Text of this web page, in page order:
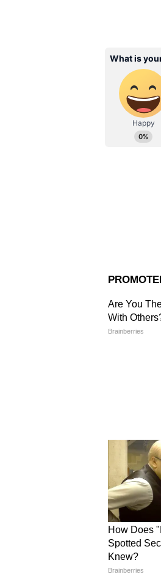
Related
খবর। এর
যাবে।
stacked
ছবি
চিপের
শতাংশ
5G)
মোবাইল
আনতে
দাম কি
বাজার